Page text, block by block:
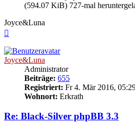
(594.07 KiB) 727-mal
Joyce&Luna
Joyce&Luna
Administrator
Beiträge: 655
Registriert: Fr 4. Mär 2016,
Wohnort: Erkrath
Re: Black-Silver phpBB 3.3